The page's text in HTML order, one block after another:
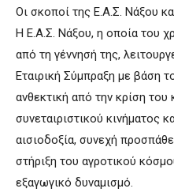
Οι σκοποί της Ε.Α.Σ. Νάξου
Η Ε.Α.Σ. Νάξου, η οποία του
από τη γέννησή της,
Εταιρική Σύμπραξη με βάση
ανθεκτική από την κρίση του
συνεταιριστικού κινήματος
αισιοδοξία, συνεχή
στήριξη του αγροτικού
εξαγωγικό δυναμισμό.